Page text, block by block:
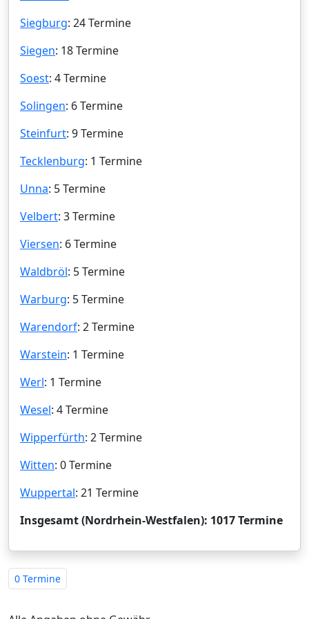
Siegburg: 24 Termine
Siegen: 18 Termine
Soest: 4 Termine
Solingen: 6 Termine
Steinfurt: 9 Termine
Tecklenburg: 1 Termine
Unna: 5 Termine
Velbert: 3 Termine
Viersen: 6 Termine
Waldbröl: 5 Termine
Warburg: 5 Termine
Warendorf: 2 Termine
Warstein: 1 Termine
Werl: 1 Termine
Wesel: 4 Termine
Wipperfürth: 2 Termine
Witten: 0 Termine
Wuppertal: 21 Termine
Insgesamt (Nordrhein-Westfalen): 1017 Termine
0 Termine